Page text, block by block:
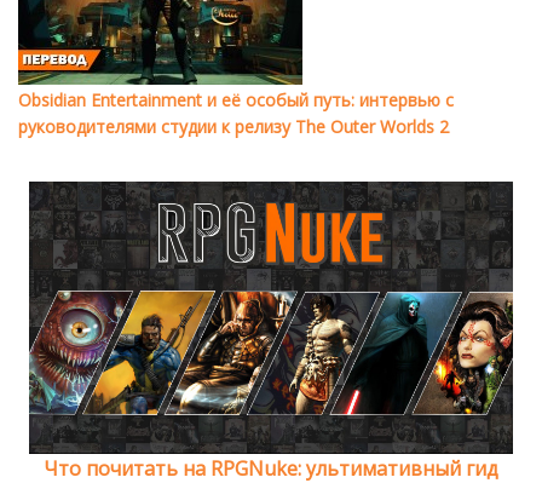
Obsidian Entertainment и её особый путь: интервью с
руководителями студии к релизу The Outer Worlds 2
Что почитать на RPGNuke: ультимативный гид